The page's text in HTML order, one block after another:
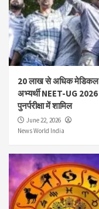
20 लाख से अधिक मेडिकल
अभ्यर्थी NEET-UG 2026
पुनर्परीक्षा में शामिल
June 22, 2026
News World India